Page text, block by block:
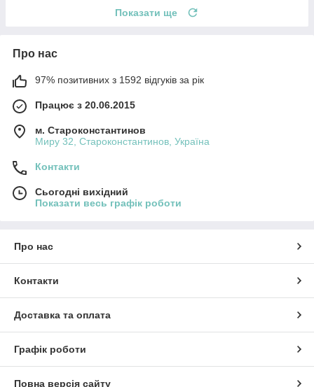
Показати ще
Про нас
97% позитивних з 1592 відгуків за рік
Працює з 20.06.2015
м. Староконстантинов
Миру 32, Староконстантинов, Україна
Контакти
Сьогодні вихідний
Показати весь графік роботи
Про нас
Контакти
Доставка та оплата
Графік роботи
Повна версія сайту